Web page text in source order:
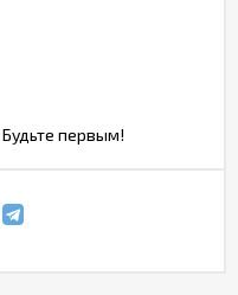
первым!